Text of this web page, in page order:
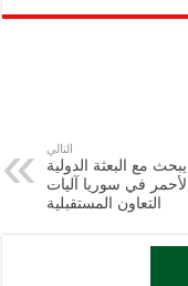
ai
ar
التالي
مع البعثة الدولية
في سوريا آليات
التعاون المستقبلية